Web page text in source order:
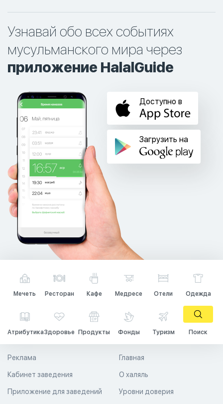
Узнавай обо всех событиях
мусульманского мира через
приложение HalalGuide
Доступно в
Загрузить на
Мечеть Ресторан Кафе Медресе Отели Одежда
АтрибутикаЗдоровье Продукты Фонды Туризм Поиск
Главная
О халяль
Уровни доверия
Реклама
Кабинет заведения
Приложение для заведений